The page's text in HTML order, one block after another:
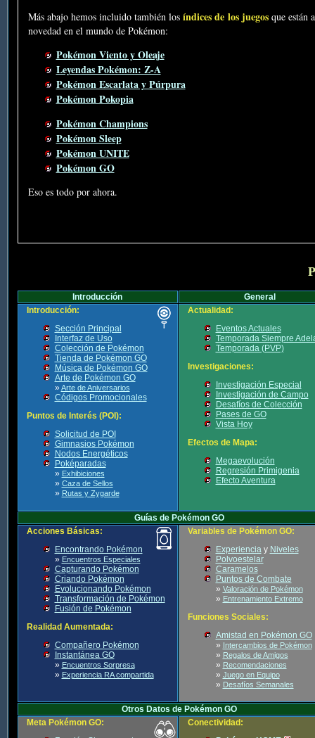
Más abajo hemos incluido también losíndices de los juegosque están
novedad en el mundo de Pokémon:
Pokémon Viento y Oleaje
Leyendas Pokémon: Z-A
Pokémon Escarlata y Púrpura
Pokémon Pokopia
Pokémon Champions
Pokémon Sleep
Pokémon UNITE
Pokémon GO
Eso es todo por ahora.
Introducción
General
Introducción:
Sección Principal
Interfaz de Uso
Colección de Pokémon
Tienda de Pokémon GO
Música de Pokémon GO
Arte de Pokémon GO
» Arte de Aniversarios
Códigos Promocionales
Puntos de Interés (POI):
Solicitud de POI
Gimnasios Pokémon
Nodos Energéticos
Poképaradas
» Exhibiciones
» Caza de Sellos
» Rutas y Zygarde
Actualidad:
Eventos Actuales
Temporada Siempre
Temporada (PVP)
Investigaciones:
Investigación Especial
Investigación de Campo
Desafíos de Colección
Pases de GO
Vista Hoy
Efectos de Mapa:
Megaevolución
Regresión Primigenia
Efecto Aventura
Guías de Pokémon GO
Acciones Básicas:
Encontrando Pokémon
» Encuentros Especiales
Capturando Pokémon
Criando Pokémon
Evolucionando Pokémon
Transformación de Pokémon
Fusión de Pokémon
Realidad Aumentada:
Compañero Pokémon
Instantánea GO
» Encuentros Sorpresa
» Experiencia RA compartida
Variables de Pokémon GO:
Experienciay Niveles
Polvoestelar
Caramelos
Puntos de Combate
» Valoración de Pokémon
» Entrenamiento Extremo
Funciones Sociales:
Amistad en Pokémon GO
» Intercambios de Pokémon
» Regalos de Amigos
» Recomendaciones
» Juego en Equipo
» Desafíos Semanales
Otros Datos de Pokémon GO
Meta Pokémon GO:
Conectividad: